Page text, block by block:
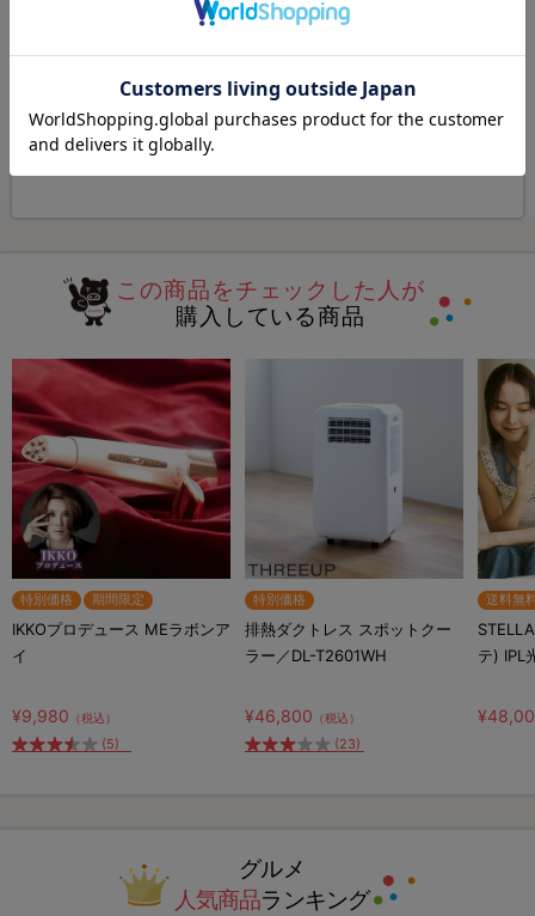
特集・セール一覧ページへ
この商品をチェックした人が
購入している商品
特別価格 期間限定
IKKOプロデュース MEラボンア
イ
¥9,980 （税込）
(5)
特別価格
排熱ダクトレス スポットクー
ラー／DL-T2601WH
¥46,800 （税込）
(23)
送料無
テ) IPL
グルメ
人気商品ランキング